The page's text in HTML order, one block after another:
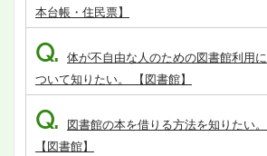
本台帳・住民票】
Q. 体が不自由な人のための図書館利用に
ついて知りたい。 【図書館】
Q. 図書館の本を借りる方法を知りたい。
【図書館】